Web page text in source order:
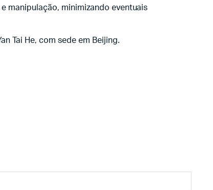
manipulação, minimizando eventuais
Tai He, com sede em Beijing.